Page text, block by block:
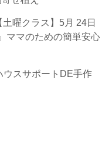
土曜クラス】5月 24日
ママのための簡単安心
ウスサポートDE手作